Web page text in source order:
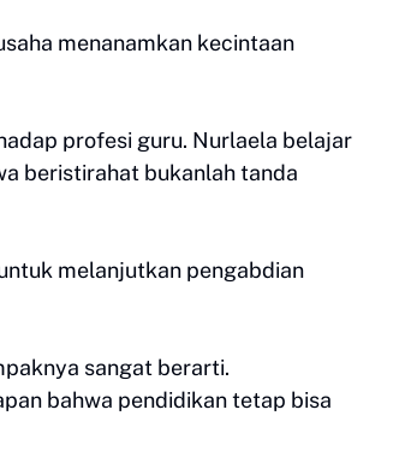
menanamkan kecintaan
profesi guru. Nurlaela belajar
beristirahat bukanlah tanda
melanjutkan pengabdian
sangat berarti.
bahwa pendidikan tetap bisa